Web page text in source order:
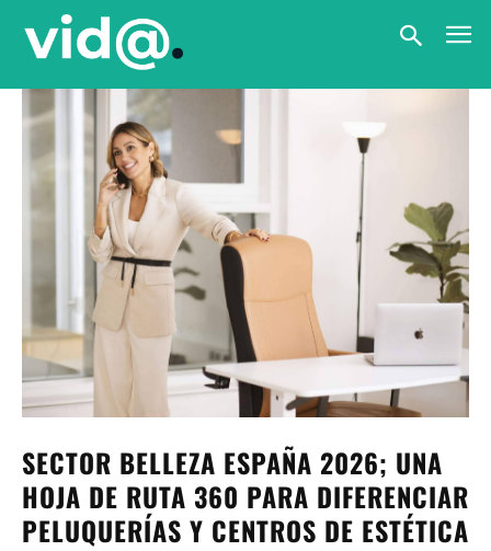
SECTOR BELLEZA ESPAÑA 2026; UNA
HOJA DE RUTA 360 PARA DIFERENCIAR
PELUQUERÍAS Y CENTROS DE ESTÉTICA